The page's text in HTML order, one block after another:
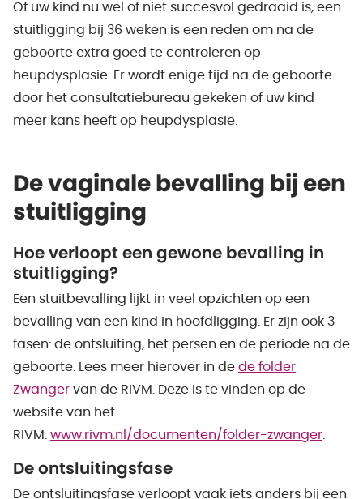
Of uw kind nu wel of niet succesvol gedraaid is, een
stuitligging bij 36 weken is een reden om na de
geboorte extra goed te controleren op
heupdysplasie. Er wordt enige tijd na de geboorte
door het consultatiebureau gekeken of uw kind
meer kans heeft op heupdysplasie.
De vaginale bevalling bij een
stuitligging
Hoe verloopt een gewone bevalling in
stuitligging?
Een stuitbevalling lijkt in veel opzichten op een
bevalling van een kind in hoofdligging. Er zijn ook 3
fasen: de ontsluiting, het persen en de periode na de
geboorte. Lees meer hierover in de de folder
Zwanger van de RIVM. Deze is te vinden op de
website van het
RIVM: www.rivm.nl/documenten/folder-zwanger
De ontsluitingsfase
De ontsluitingsfase verloopt vaak iets anders bij een